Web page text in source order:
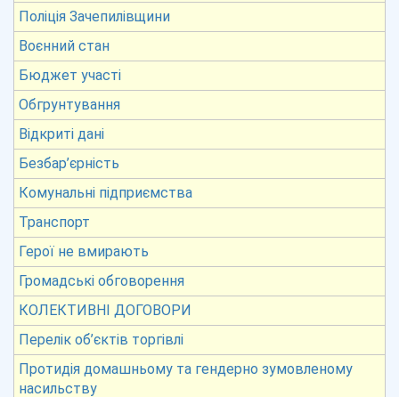
Поліція Зачепилівщини
Воєнний стан
Бюджет участі
Обгрунтування
Відкриті дані
Безбар’єрність
Комунальні підприємства
Транспорт
Герої не вмирають
Громадські обговорення
КОЛЕКТИВНІ ДОГОВОРИ
Перелік об’єктів торгівлі
Протидія домашньому та гендерно зумовленому
насильству